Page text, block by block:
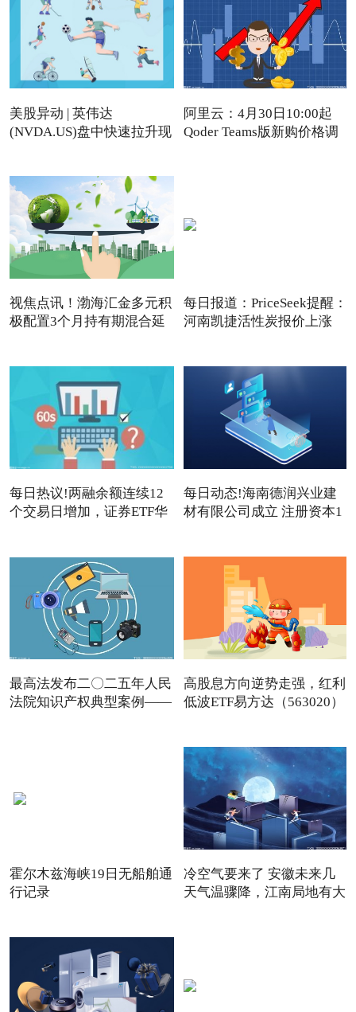
美股异动 | 英伟达
(NVDA.US)盘中快速拉升现
阿里云：4月30日10:00起
Qoder Teams版新购价格调
视焦点讯！渤海汇金多元积
极配置3个月持有期混合延
每日报道：PriceSeek提醒：
河南凯捷活性炭报价上涨
每日热议!两融余额连续12
个交易日增加，证券ETF华
每日动态!海南德润兴业建
材有限公司成立 注册资本1
最高法发布二〇二五年人民
法院知识产权典型案例——
高股息方向逆势走强，红利
低波ETF易方达（563020）
霍尔木兹海峡19日无船舶通
行记录
冷空气要来了 安徽未来几
天气温骤降，江南局地有大